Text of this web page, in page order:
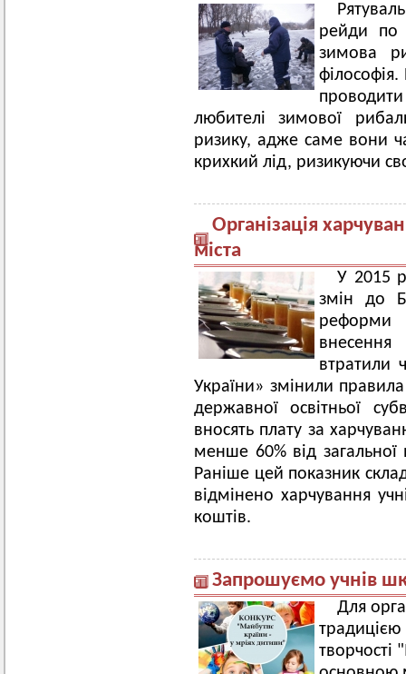
рейди по
зимова
любителі зимової
ризику, адже саме вони
крихкий лід, ризикуючи
Організація
міста
У 2015
змін до
реформи
втратили
України» змінили
державної освітньої
вносять плату за
менше 60% від загальної
Раніше цей показник
відмінено харчування
коштів.
Запрошуємо учнів
Для
традицією
творчості